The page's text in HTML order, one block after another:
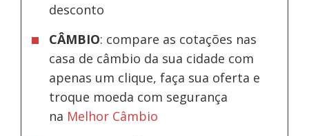
desconto
CÂMBIO: compare as cotações nas
casa de câmbio da sua cidade com
apenas um clique, faça sua oferta e
troque moeda com segurança
na Melhor Câmbio